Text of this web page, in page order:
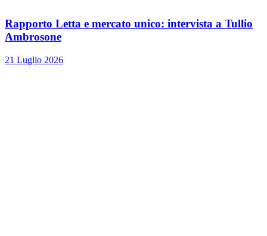
Rapporto Letta e mercato unico: intervista a Tullio
Ambrosone
21 Luglio 2026